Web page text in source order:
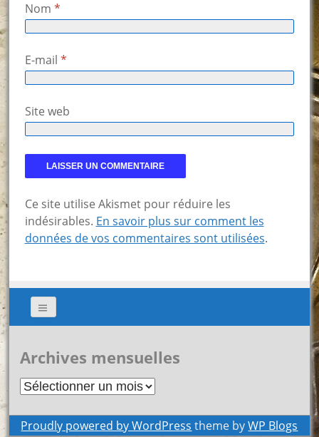
Nom *
E-mail *
Site web
Ce site utilise Akismet pour réduire les
indésirables. En savoir plus sur comment les
données de vos commentaires sont utilisées.
Archives mensuelles
Archives
Proudly powered by WordPress theme byWP Blogs